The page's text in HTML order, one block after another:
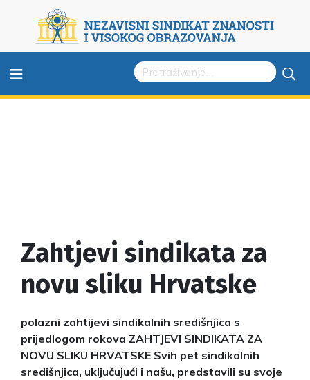
≡
Zahtjevi sindikata za
novu sliku Hrvatske
polazni zahtijevi sindikalnih središnjica s
prijedlogom rokova ZAHTJEVI SINDIKATA ZA
NOVU SLIKU HRVATSKE Svih pet sindikalnih
središnjica, uključujući i našu, predstavili su svoje